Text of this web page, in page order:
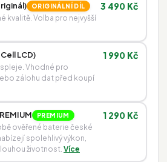
ORIGINÁLNÍ DÍL
kvalitě. Volba pro nejvyšší
3 490 Kč
LCD)
Vhodné pro
zálohu dat před koupí
1 990 Kč
PREMIUM
ověřené baterie české
spolehlivý výkon,
životnost. Více
1 290 Kč